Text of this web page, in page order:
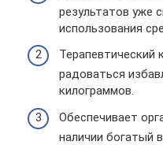
результатов уже
использования
Терапевтический
радоваться
килограммов.
Обеспечивает
наличии богатый